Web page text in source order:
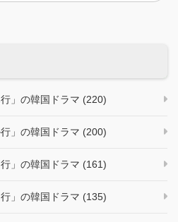
」の韓国ドラマ (220)
」の韓国ドラマ (200)
」の韓国ドラマ (161)
」の韓国ドラマ (135)